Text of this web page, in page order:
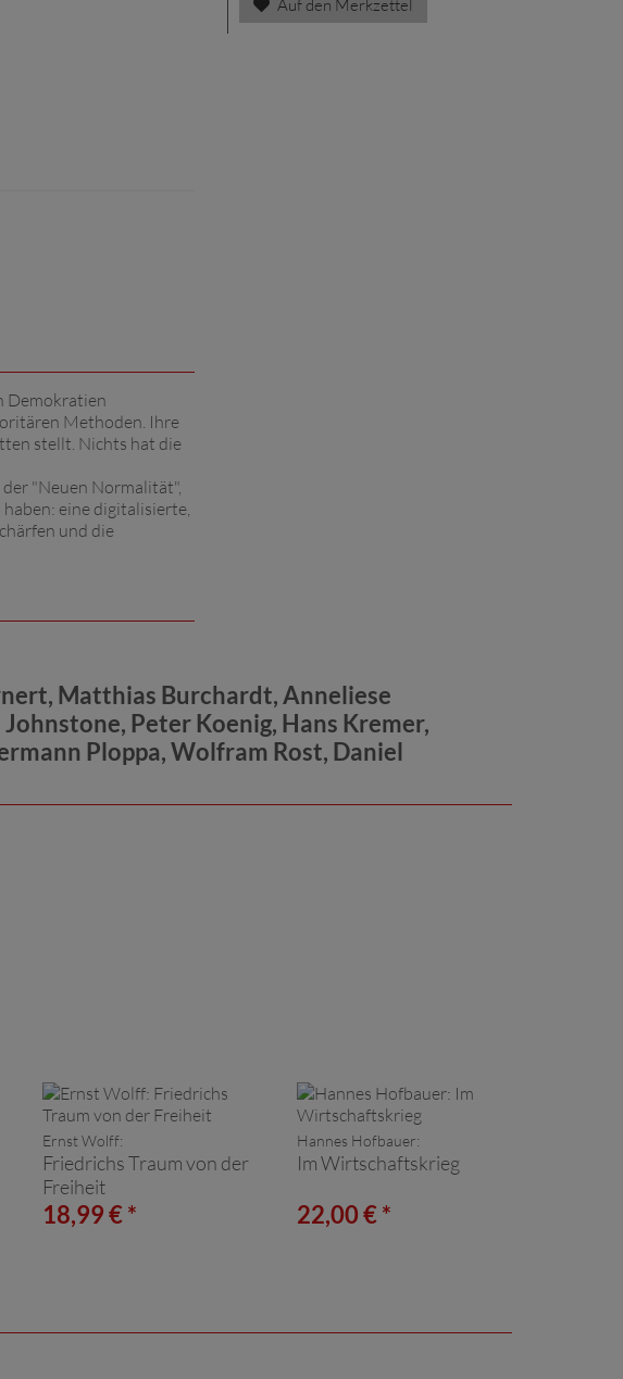
Auf den Merkzettel
Demokratien
Methoden. Ihre
stellt. Nichts hat die
"Neuen Normalität",
eine digitalisierte,
und die
Matthias Burchardt, Anneliese
Peter Koenig, Hans Kremer,
Ploppa, Wolfram Rost, Daniel
Ernst Wolff:
Friedrichs Traum von der
Freiheit
18,99 € *
Hannes Hofbauer:
Im Wirtschaftskrieg
22,00 € *